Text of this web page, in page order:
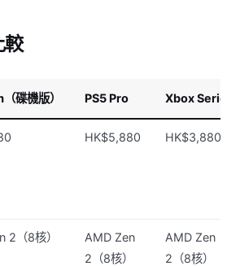
較
碟機版） PS5 Pro Xbox Series
HK$5,880 HK$3,880
2（8核）
AMD Zen
2（8核）
AMD Zen
2（8核）